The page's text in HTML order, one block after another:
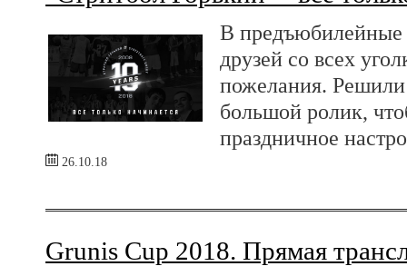
В предъюбилейные
друзей со всех
пожелания. Решили
большой ролик,
праздничное
26.10.18
Grunis Cup 2018. Прямая